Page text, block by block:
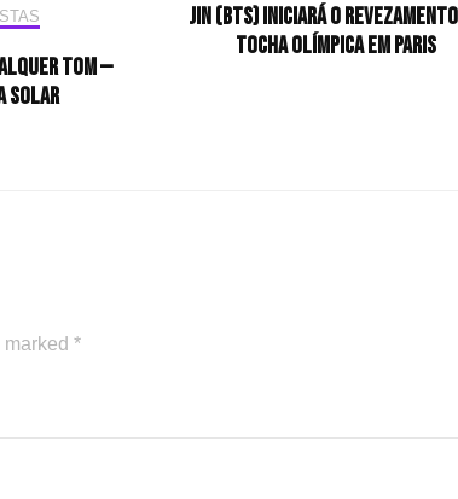
tom —
Solar
Jin (BTS) iniciará o
tocha olímpica em Paris
*